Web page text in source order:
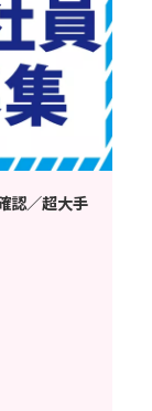
認／超大手